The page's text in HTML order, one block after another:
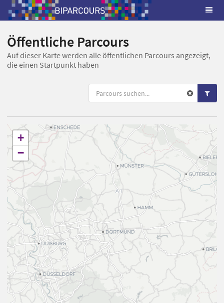
Öffentliche Parcours
Auf dieser Karte werden alle öffentlichen Parcours angezeigt,
die einen Startpunkt haben
+
−